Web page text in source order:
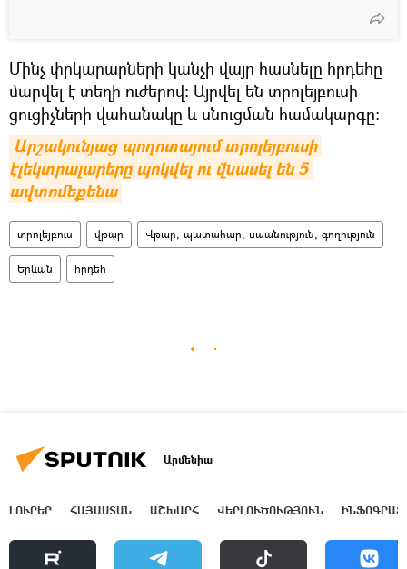
Մինչ փրկարարների կանչի վայր հասնելը հրդեհը
մարվել է տեղի ուժերով։ Այրվել են տրոլեյբուսի
ցուցիչների վահանակը և սնուցման համակարգը։
Արշակունյաց պողոտայում տրոլեյբուսի
էլեկտրալարերը պոկվել ու վնասել են 5
ավտոմեքենա
տրոլեյբուս վթար Վթար, պատահար, սպանություն, գողություն
Երևան հրդեհ
Արմենիա
ԼՈՒՐԵՐ ՀԱՅԱՍՏԱՆ ԱՇԽԱՐՀ ՎԵՐԼՈՒԾՈՒԹՅՈՒՆ